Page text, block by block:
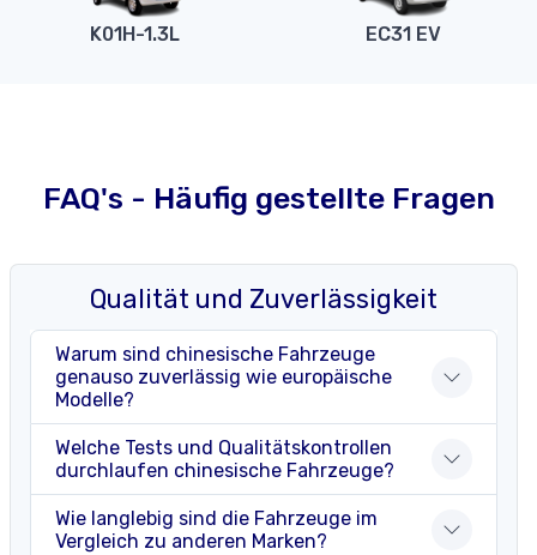
K01H-1.3L EC31 EV
FAQ's - Häufig gestellte Fragen
Qualität und Zuverlässigkeit
Warum sind chinesische Fahrzeuge
genauso zuverlässig wie europäische
Modelle?
Welche Tests und Qualitätskontrollen
durchlaufen chinesische Fahrzeuge?
Wie langlebig sind die Fahrzeuge im
Vergleich zu anderen Marken?